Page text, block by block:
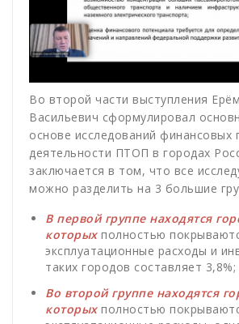
Во второй части выступления
Васильевич сформулировал
основе исследований финансовых
деятельности ПТОП в городах
заключается в том, что все
можно разделить на 3 большие
В первой группе находятся
которыхполностью
эксплуатационные расходы и
таких городов составляет 3,8%;
Во второй группе находятся
которыхполностью